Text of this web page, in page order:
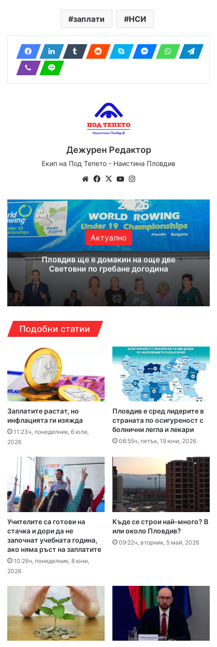
заплати НСИ
Дежурен Редактор
Екип на Под Тепето - Наистина Пловдив
WebsiteFacebook
X YouTube
Актуално
Пловдив ще е домакин на още две
Световни по гребане догодина
Подобни статии
Заплатите растат, но
инфлацията ги изяжда
11:23ч, понеделник, 6 юли,
2026
Пловдив е сред лидерите в
страната по осигуреност с
болнични легла и лекари
08:55ч, петък, 19 юни, 2026
Учителите са готови на
стачка и дори да не
започнат учебната година,
ако няма ръст на заплатите
10:26ч, понеделник, 8 юни,
2026
Къде се строи най-много? В
или около Пловдив?
09:22ч, вторник, 5 май, 2026